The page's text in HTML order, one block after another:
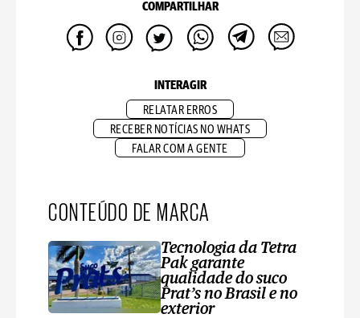
COMPARTILHAR
INTERAGIR
RELATAR ERROS
RECEBER NOTÍCIAS NO WHATS
FALAR COM A GENTE
CONTEÚDO DE MARCA
Tecnologia da Tetra
Pak garante
qualidade do suco
Prat’s no Brasil e no
exterior